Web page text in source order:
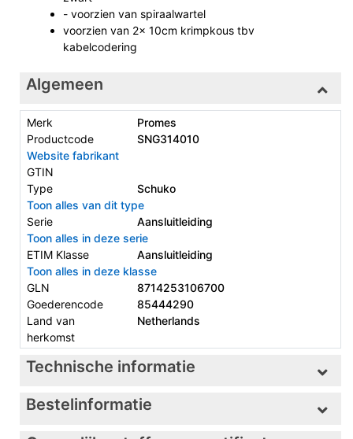
- voorzien van spiraalwartel
voorzien van 2x 10cm krimpkous tbv
kabelcodering
Algemeen
Merk
Promes
Productcode
SNG314010
Website fabrikant
GTIN
Type
Schuko
Toon alles van dit type
Serie
Aansluitleiding
Toon alles in deze serie
ETIM Klasse
Aansluitleiding
Toon alles in deze klasse
GLN
8714253106700
Goederencode
85444290
Land van
herkomst
Netherlands
Technische informatie
Bestelinformatie